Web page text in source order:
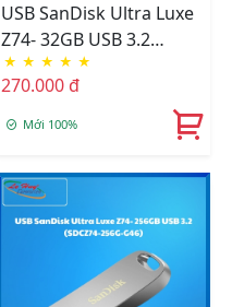
USB SanDisk Ultra Luxe
Z74- 32GB USB 3.2
(SDCZ74-032G-G46)
★ ★ ★ ★ ★
270.000 đ
Mới 100%